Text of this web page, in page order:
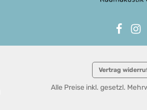
Vertrag
Alle Preise inkl. gesetzl.